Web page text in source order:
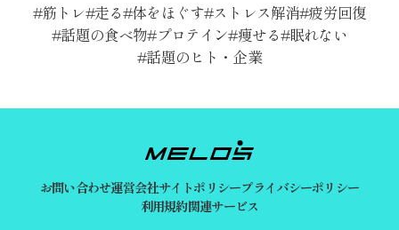
筋トレ 走る 体をほぐす ストレス解消 疲労回復
話題の食べ物 プロテイン 痩せる 眠れない
話題のヒト・企業
お問い合わせ運営会社サイトポリシープライバシーポリシー
利用規約関連サービス